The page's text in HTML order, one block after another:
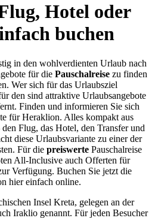
Hotel oder
buchen
in den wohlverdienten Urlaub nach
für die Pauschalreise zu finden
Wer sich für das Urlaubsziel
den sind attraktive Urlaubsangebote
Finden und informieren Sie sich
für Heraklion. Alles kompakt aus
Flug, das Hotel, den Transfer und
diese Urlaubsvariante zu einer der
Für die preiswerte Pauschalreise
All-Inclusive auch Offerten für
Verfügung. Buchen Sie jetzt die
hier einfach online.
Insel Kreta, gelegen an der
Iraklio genannt. Für jeden Besucher